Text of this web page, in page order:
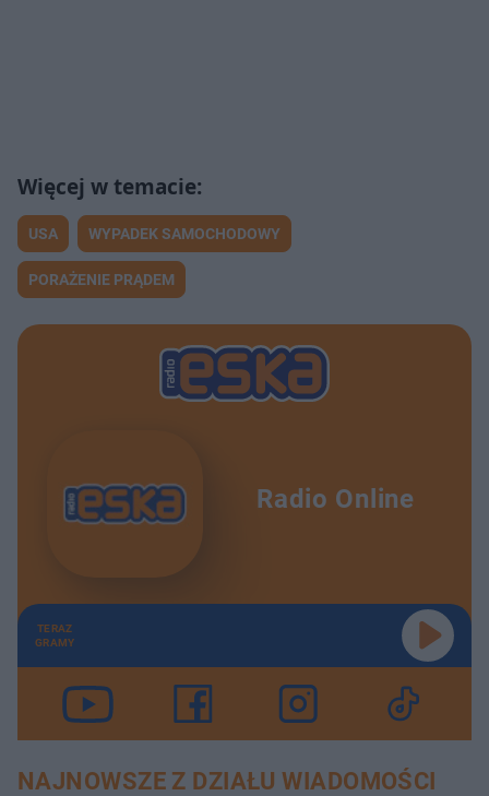
USA WYPADEK SAMOCHODOWY
PORAŻENIE PRĄDEM
Radio Online
TERAZ
GRAMY
NAJNOWSZE Z DZIAŁU WIADOMOŚCI